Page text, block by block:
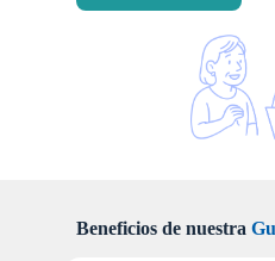
Beneficios de nuestra